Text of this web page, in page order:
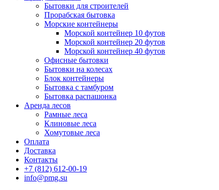
Бытовки для строителей
Прорабская бытовка
Морские контейнеры
Морской контейнер 10 футов
Морской контейнер 20 футов
Морской контейнер 40 футов
Офисные бытовки
Бытовки на колесах
Блок контейнеры
Бытовка с тамбуром
Бытовка распашонка
Аренда лесов
Рамные леса
Клиновые леса
Хомутовые леса
Оплата
Доставка
Контакты
+7 (812) 612-00-19
info@pmg.su